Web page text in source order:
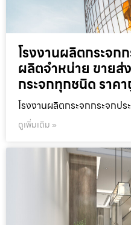
โรงงานผลิตกระจก
ผลิตจำหน่าย ขายส่
กระจกทุกชนิด ราค
โรงงานผลิตกระจกกระจกปร
ดูเพิ่มเติม »